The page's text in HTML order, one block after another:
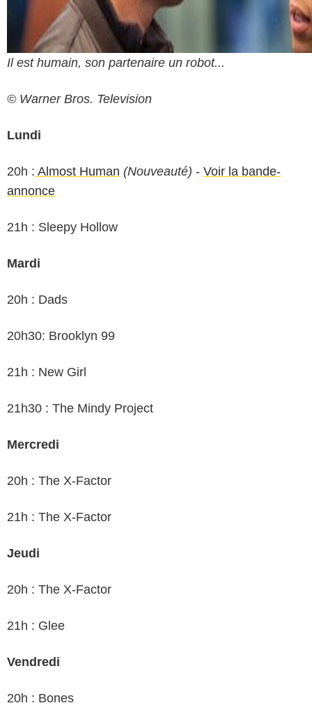
Il est humain, son partenaire un robot...
© Warner Bros. Television
Lundi
20h : Almost Human (Nouveauté) - Voir la bande-
annonce
21h : Sleepy Hollow
Mardi
20h : Dads
20h30: Brooklyn 99
21h : New Girl
21h30 : The Mindy Project
Mercredi
20h : The X-Factor
21h : The X-Factor
Jeudi
20h : The X-Factor
21h : Glee
Vendredi
20h : Bones